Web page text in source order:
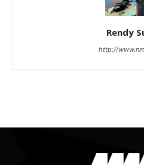
Rendy
http://